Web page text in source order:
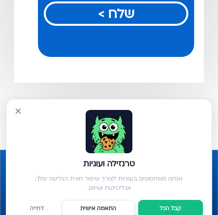
×
טרנזילה ועוגיות
אנחנו משתמשים בעוגיות לצורך שיפור חווית הגלישה שלך,
אנליטיקות ושיווק.
דחייה התאמה אישית קבל הכל
שלח >